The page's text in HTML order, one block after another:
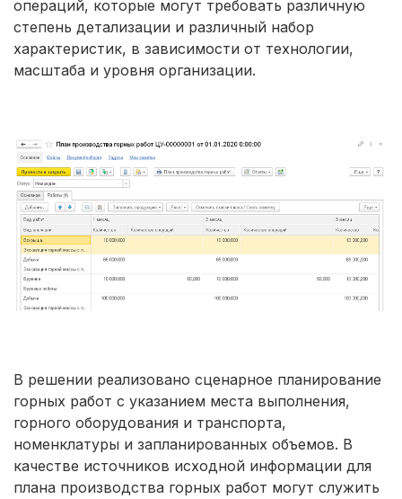
операций, которые могут требовать различную
степень детализации и различный набор
характеристик, в зависимости от технологии,
масштаба и уровня организации.
В решении реализовано сценарное планирование
горных работ с указанием места выполнения,
горного оборудования и транспорта,
номенклатуры и запланированных объемов. В
качестве источников исходной информации для
плана производства горных работ могут служить